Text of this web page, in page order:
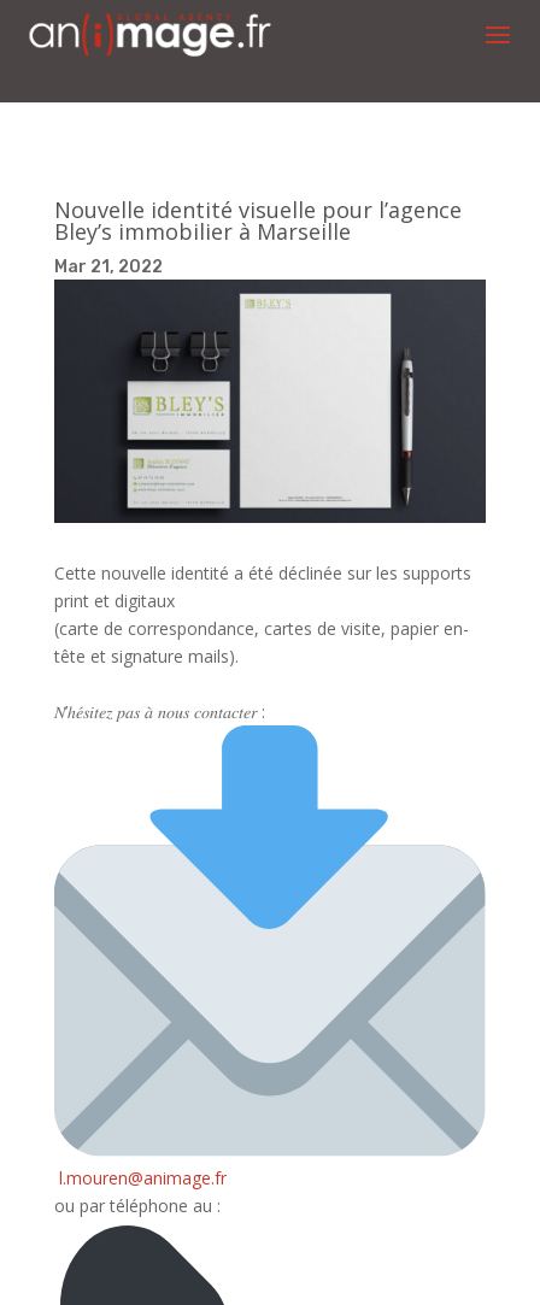
Nouvelle identité visuelle pour l’agence
Bley’s immobilier à Marseille
Mar 21, 2022
Cette nouvelle identité a été déclinée sur les supports
print et digitaux
(carte de correspondance, cartes de visite, papier en-
tête et signature mails).
𝑁’ℎ𝑒́𝑠𝑖𝑡𝑒𝑧 𝑝𝑎𝑠 𝑎̀ 𝑛𝑜𝑢𝑠 𝑐𝑜𝑛𝑡𝑎𝑐𝑡𝑒𝑟 :
l.mouren@animage.fr
ou par téléphone au :